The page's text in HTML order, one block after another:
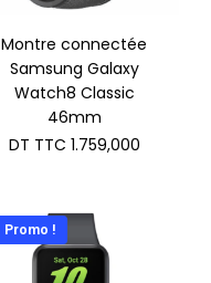
Montre connectée
Samsung Galaxy
Watch8 Classic
46mm
DT TTC 1.759,000
Promo !